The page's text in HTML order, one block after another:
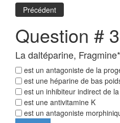
Précédent
Question #
La daltéparine,
est un antagoniste de la
est une héparine de bas
est un inhibiteur indirect de
est une antivitamine K
est un antagoniste